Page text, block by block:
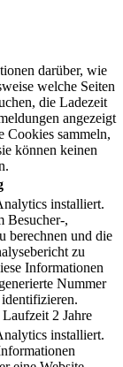
darüber, wie
welche Seiten
die Ladezeit
angezeigt
Cookies sammeln,
können keinen
installiert.
Besucher-,
berechnen und die
zu
Informationen
Nummer
Laufzeit 2 Jahre
installiert.